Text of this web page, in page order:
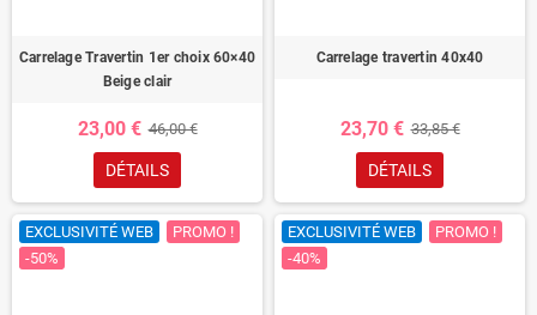
Carrelage Travertin 1er choix 60×40
Beige clair
23,00 € 46,00 €
DÉTAILS
Carrelage travertin 40x40
23,70 € 33,85 €
DÉTAILS
EXCLUSIVITÉ WEB
PROMO !
-50%
EXCLUSIVITÉ WEB
PROMO !
-40%